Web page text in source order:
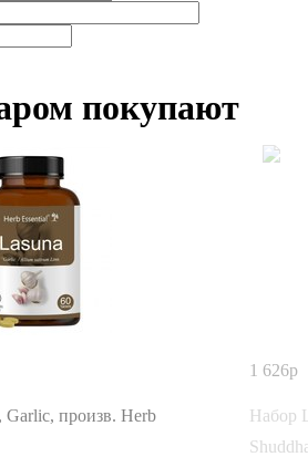
покупают
Garlic, произв. Herb
1 626
Набор